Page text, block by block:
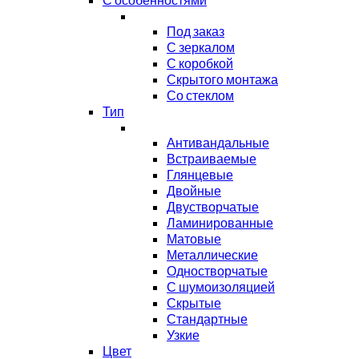
Под заказ
С зеркалом
С коробкой
Скрытого монтажа
Со стеклом
Тип
Антивандальные
Встраиваемые
Глянцевые
Двойные
Двустворчатые
Ламинированные
Матовые
Металлические
Одностворчатые
С шумоизоляцией
Скрытые
Стандартные
Узкие
Цвет